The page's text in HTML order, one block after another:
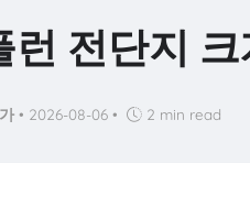
런 전단지
• 2026-08-06 • 2 min read